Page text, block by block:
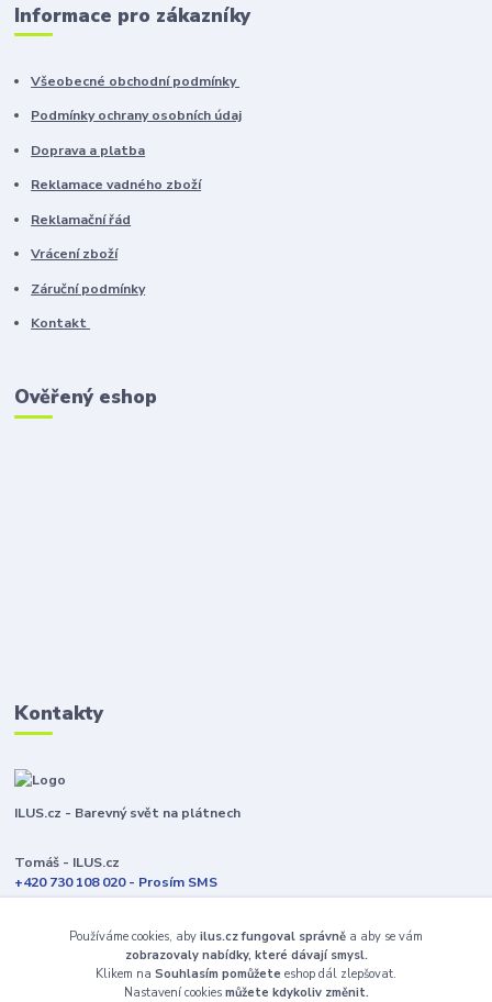
Informace pro zákazníky
Všeobecné obchodní podmínky
Podmínky ochrany osobních údaj
Doprava a platba
Reklamace vadného zboží
Reklamační řád
Vrácení zboží
Záruční podmínky
Kontakt
Ověřený eshop
Kontakty
ILUS.cz - Barevný svět na plátnech
Tomáš - ILUS.cz
+420 730 108 020 - Prosím SMS
Jsme většinu času ve výrobě
info@ilus.cz
Používáme cookies, aby ilus.cz fungoval správně a aby se vám
zobrazovaly nabídky, které dávají smysl.
Klikem na Souhlasím pomůžete eshop dál zlepšovat.
Nastavení cookies můžete kdykoliv změnit.